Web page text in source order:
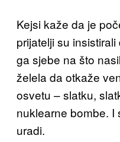
Kejsi kaže da je
prijatelji su
ga sjebe na što
želela da otkaže
osvetu – slatku,
nuklearne bombe. I
uradi.